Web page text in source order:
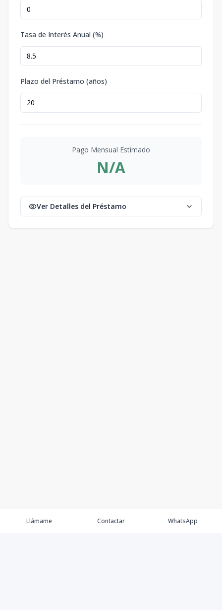
Tasa de Interés Anual (%)
Plazo del Préstamo (años)
Pago Mensual Estimado
N/A
Ver Detalles del Préstamo
Llámame Contactar WhatsApp